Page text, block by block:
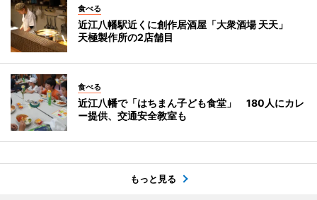
食べる
近江八幡駅近くに創作居酒屋「大衆酒場 天天」
天極製作所の2店舗目
食べる
近江八幡で「はちまん子ども食堂」 180人にカレ
ー提供、交通安全教室も
もっと見る